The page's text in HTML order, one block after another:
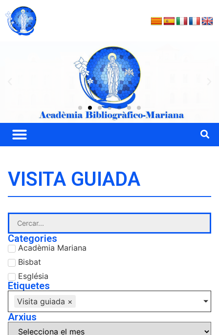
VISITA GUIADA
Categories
Acadèmia Mariana
Bisbat
Església
Etiquetes
Visita guiada ×
Arxius